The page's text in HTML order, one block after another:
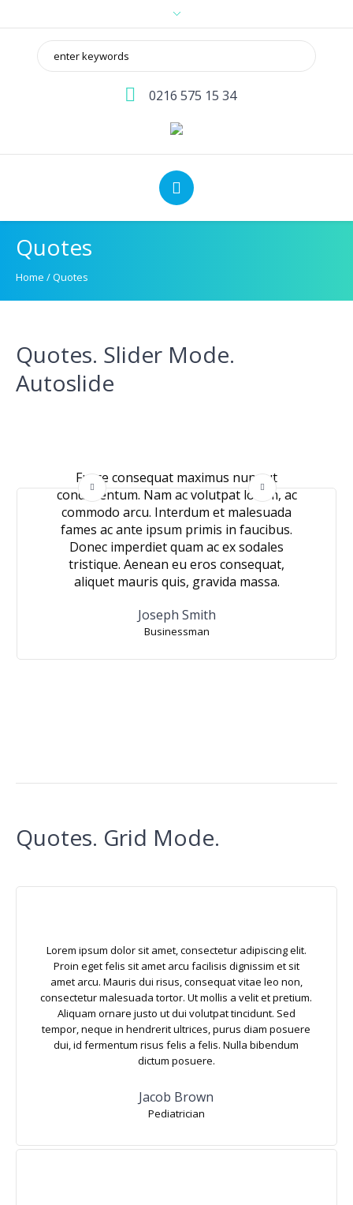
0216 575 15 34
Quotes
Home /Quotes
Quotes. Slider Mode.
Autoslide
Fusce consequat maximus nunc ut
condimentum. Nam ac volutpat lorem, ac
commodo arcu. Interdum et malesuada
fames ac ante ipsum primis in faucibus.
Donec imperdiet quam ac ex sodales
tristique. Aenean eu eros consequat,
aliquet mauris quis, gravida massa.
Joseph Smith
Businessman
Quotes. Grid Mode.
Lorem ipsum dolor sit amet, consectetur adipiscing elit.
Proin eget felis sit amet arcu facilisis dignissim et sit
amet arcu. Mauris dui risus, consequat vitae leo non,
consectetur malesuada tortor. Ut mollis a velit et pretium.
Aliquam ornare justo ut dui volutpat tincidunt. Sed
tempor, neque in hendrerit ultrices, purus diam posuere
dui, id fermentum risus felis a felis. Nulla bibendum
dictum posuere.
Jacob Brown
Pediatrician